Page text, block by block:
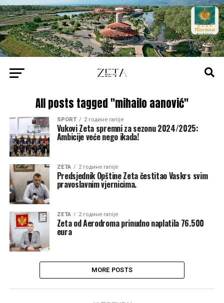
All posts tagged "mihailo aanović"
SPORT 2 године ranije
Vukovi Zeta spremni za sezonu 2024/2025:
Ambicije veće nego ikada!
ZETA 2 године ranije
Predsjednik Opštine Zeta čestitao Vaskrs svim
pravoslavnim vjernicima.
ZETA 2 године ranije
Zeta od Aerodroma prinudno naplatila 76.500
eura
MORE POSTS